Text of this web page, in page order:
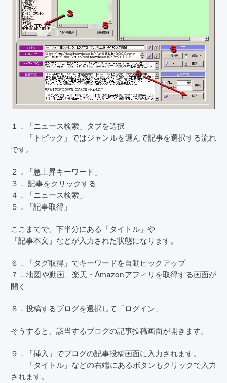
１．「ニュース検索」タブを選択
「トピック」ではジャンルを選んで記事を選択する流れ
です。
２．「急上昇キーワード」
３． 記事をクリックする
４．「ニュース検索」
５．「記事取得」
ここまでで、下半分にある「タイトル」や
「記事本文」などが入力された状態になります。
６．「タグ取得」でキーワードを自動ピックアップ
７．地図や動画、楽天・Amazonアフィリを取得する画面が
開く
８．投稿するブログを選択して「ログイン」
そうすると、該当するブログの記事投稿画面が開きます。
９．「挿入」でブログの記事投稿画面に入力されます。
「タイトル」などの右端にあるボタンもクリックで入力
されます。